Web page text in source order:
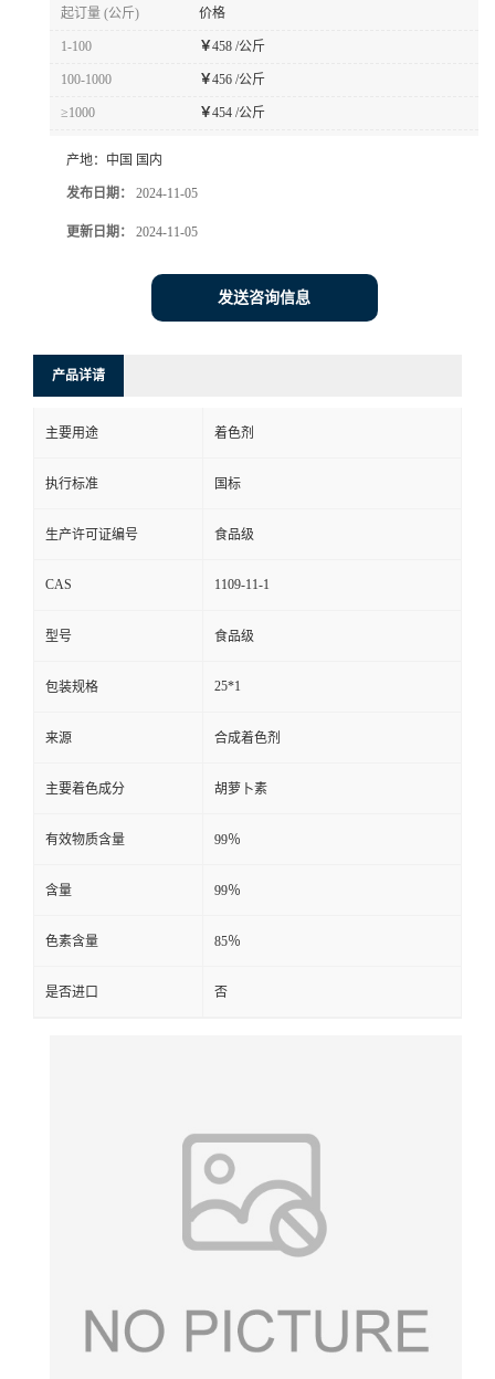
起订量 (公斤) 价格
1-100 ￥458 /公斤
100-1000 ￥456 /公斤
≥1000 ￥454 /公斤
产地： 中国 国内
发布日期： 2024-11-05
更新日期： 2024-11-05
发送咨询信息
产品详请
主要用途 着色剂
执行标准 国标
生产许可证编号 食品级
CAS 1109-11-1
型号 食品级
包装规格 25*1
来源 合成着色剂
主要着色成分 胡萝卜素
有效物质含量 99％
含量 99％
色素含量 85％
是否进口 否